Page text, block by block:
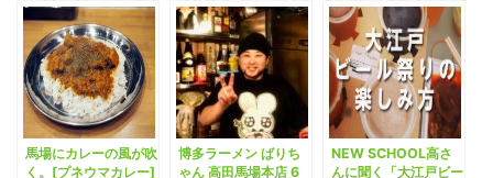
馬場にカレーの風が吹
く。[プネウマカレー]
博多ラーメン ばりち
ゃん 高田馬場本店 6
NEW SCHOOL高さ
んに聞く「大江戸ビー